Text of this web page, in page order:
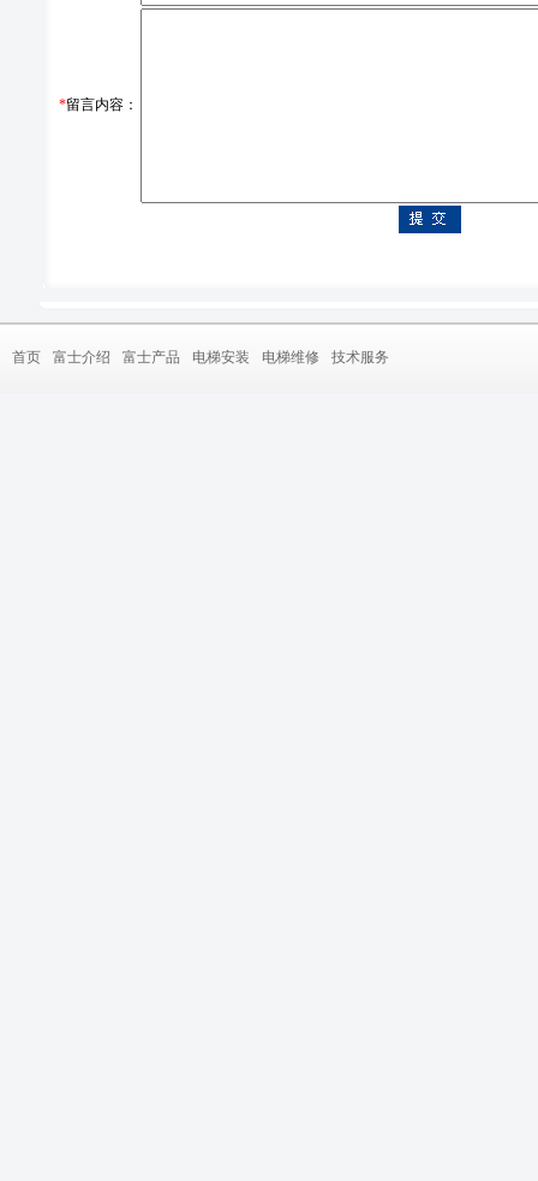
*留言内容：
首页 富士介绍 富士产品 电梯安装 电梯维修 技术服务